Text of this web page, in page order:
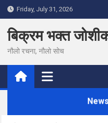
Skip
to
content
Friday, July 31, 2026
बिक्रम भक्त
नौलो रचना, नौलो सोच